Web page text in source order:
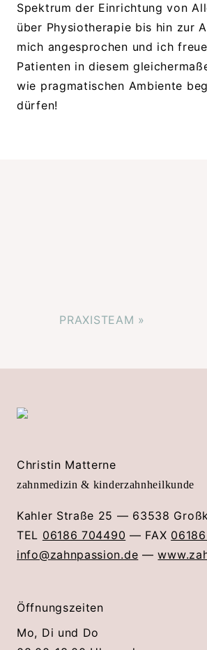
Spektrum der Einrichtung von
über Physiotherapie bis hin zur
mich angesprochen und ich
Patienten in diesem
wie pragmatischen Ambiente
dürfen!
PRAXISTEAM »
Christin Matterne
zahnmedizin & kinderzahnheilkunde
Kahler Straße 25 — 63538
TEL 06186 704490 — FAX
info@zahnpassion.de —
Öffnungszeiten
Mo, Di und Do